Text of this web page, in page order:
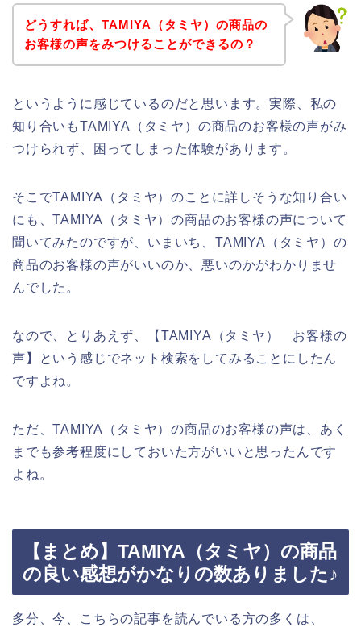
どうすれば、TAMIYA（タミヤ）の商品の
お客様の声をみつけることができるの？
というように感じているのだと思います。実際、私の
知り合いもTAMIYA（タミヤ）の商品のお客様の声がみ
つけられず、困ってしまった体験があります。
そこでTAMIYA（タミヤ）のことに詳しそうな知り合い
にも、TAMIYA（タミヤ）の商品のお客様の声について
聞いてみたのですが、いまいち、TAMIYA（タミヤ）の
商品のお客様の声がいいのか、悪いのかがわかりませ
んでした。
なので、とりあえず、【TAMIYA（タミヤ） お客様の
声】という感じでネット検索をしてみることにしたん
ですよね。
ただ、TAMIYA（タミヤ）の商品のお客様の声は、あく
までも参考程度にしておいた方がいいと思ったんです
よね。
【まとめ】TAMIYA（タミヤ）の商品
の良い感想がかなりの数ありました♪
多分、今、こちらの記事を読んでいる方の多くは、